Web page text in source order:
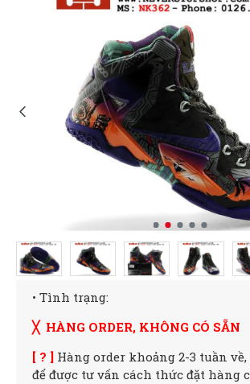
• Tình trạng:
╳ HÀNG ORDER, KHÔNG CÓ SẴN
[ ? ] Hàng order khoảng 2-3 tuần
để được tư vấn cách thức đặt hàng